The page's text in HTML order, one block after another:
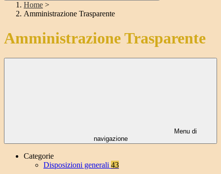
Home >
Amministrazione Trasparente
Amministrazione Trasparente
Menu di
navigazione
Categorie
Disposizioni generali 43